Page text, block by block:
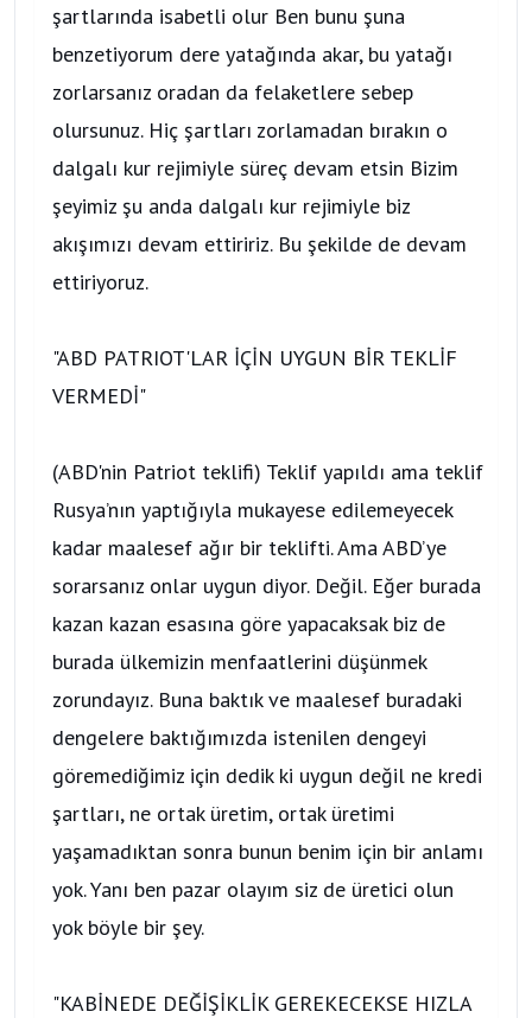
şartlarında isabetli olur Ben bunu şuna
benzetiyorum dere yatağında akar, bu yatağı
zorlarsanız oradan da felaketlere sebep
olursunuz. Hiç şartları zorlamadan bırakın o
dalgalı kur rejimiyle süreç devam etsin Bizim
şeyimiz şu anda dalgalı kur rejimiyle biz
akışımızı devam ettiririz. Bu şekilde de devam
ettiriyoruz.
"ABD PATRIOT'LAR İÇİN UYGUN BİR TEKLİF
VERMEDİ"
(ABD'nin Patriot teklifi) Teklif yapıldı ama teklif
Rusya’nın yaptığıyla mukayese edilemeyecek
kadar maalesef ağır bir teklifti. Ama ABD’ye
sorarsanız onlar uygun diyor. Değil. Eğer burada
kazan kazan esasına göre yapacaksak biz de
burada ülkemizin menfaatlerini düşünmek
zorundayız. Buna baktık ve maalesef buradaki
dengelere baktığımızda istenilen dengeyi
göremediğimiz için dedik ki uygun değil ne kredi
şartları, ne ortak üretim, ortak üretimi
yaşamadıktan sonra bunun benim için bir anlamı
yok. Yanı ben pazar olayım siz de üretici olun
yok böyle bir şey.
"KABİNEDE DEĞİŞİKLİK GEREKECEKSE HIZLA